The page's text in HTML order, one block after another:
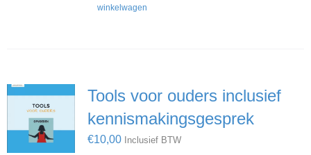
winkelwagen
Tools voor ouders inclusief
kennismakingsgesprek
€10,00 Inclusief BTW